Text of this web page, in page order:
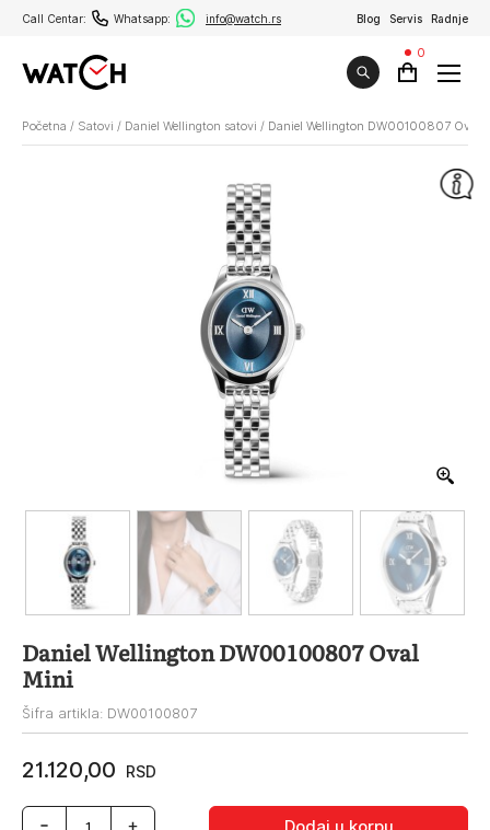
Call Centar: Whatsapp: info@watch.rs Blog Servis Radnje
0
Početna / Satovi / Daniel Wellington satovi / Daniel Wellington DW00100807 Oval
Daniel Wellington DW00100807 Oval
Mini
Šifra artikla: DW00100807
21.120,00 RSD
Daniel